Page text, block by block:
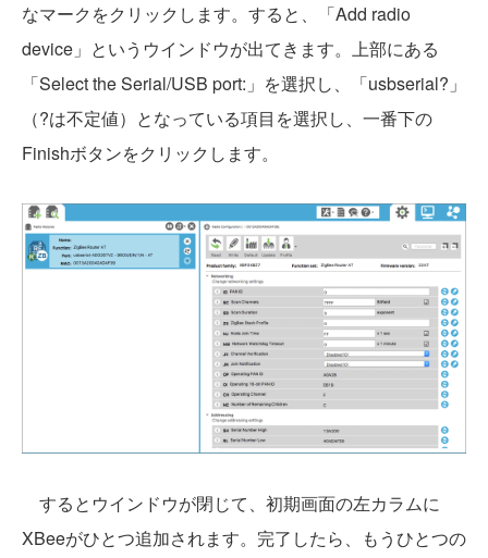
なマークをクリックします。すると、「Add radio
device」というウインドウが出てきます。上部にある
「Select the Serial/USB port:」を選択し、「usbserial?」
（?は不定値）となっている項目を選択し、一番下の
Finishボタンをクリックします。
するとウインドウが閉じて、初期画面の左カラムに
XBeeがひとつ追加されます。完了したら、もうひとつの